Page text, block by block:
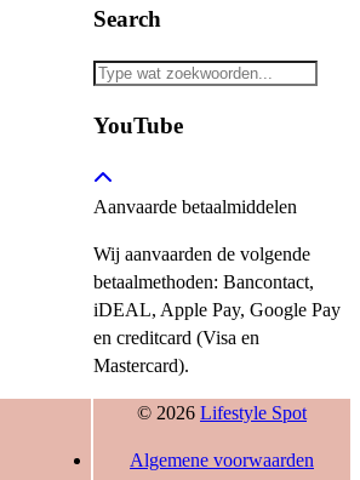
Search
YouTube
Aanvaarde betaalmiddelen
Wij aanvaarden de volgende
betaalmethoden: Bancontact,
iDEAL, Apple Pay, Google Pay
en creditcard (Visa en
Mastercard).
© 2026 Lifestyle Spot
Algemene voorwaarden